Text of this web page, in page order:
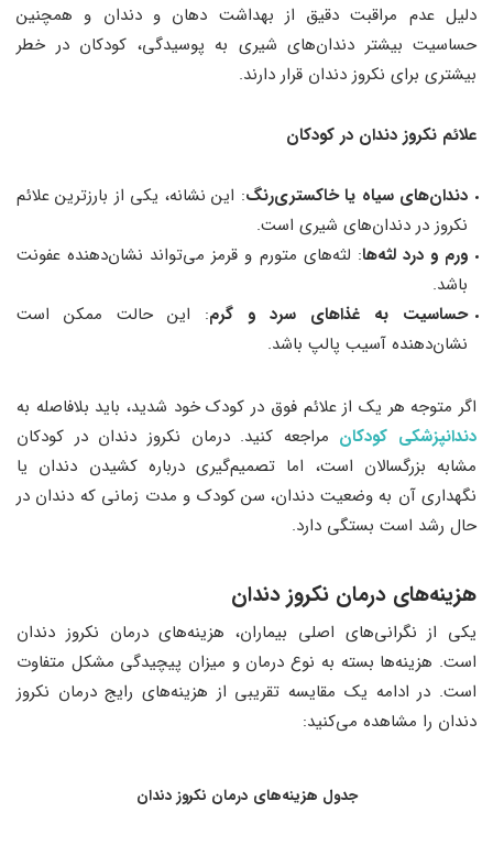
دلیل عدم مراقبت دقیق از بهداشت دهان و دندان و همچنین
حساسیت بیشتر دندان‌های شیری به پوسیدگی، کودکان در خطر
بیشتری برای نکروز دندان قرار دارند.
علائم نکروز دندان در کودکان
دندان‌های سیاه یا خاکستری‌رنگ: این نشانه، یکی از بارزترین علائم
نکروز در دندان‌های شیری است.
ورم و درد لثه‌ها: لثه‌های متورم و قرمز می‌تواند نشان‌دهنده عفونت
باشد.
حساسیت به غذاهای سرد و گرم: این حالت ممکن است
نشان‌دهنده آسیب پالپ باشد.
اگر متوجه هر یک از علائم فوق در کودک خود شدید، باید بلافاصله به
دندانپزشکی کودکان مراجعه کنید. درمان نکروز دندان در کودکان
مشابه بزرگسالان است، اما تصمیم‌گیری درباره کشیدن دندان یا
نگهداری آن به وضعیت دندان، سن کودک و مدت زمانی که دندان در
حال رشد است بستگی دارد.
هزینه‌های درمان نکروز دندان
یکی از نگرانی‌های اصلی بیماران، هزینه‌های درمان نکروز دندان
است. هزینه‌ها بسته به نوع درمان و میزان پیچیدگی مشکل متفاوت
است. در ادامه یک مقایسه تقریبی از هزینه‌های رایج درمان نکروز
دندان را مشاهده می‌کنید:
جدول هزینه‌های درمان نکروز دندان